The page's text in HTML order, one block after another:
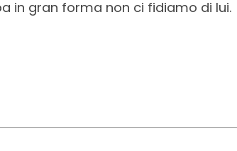
in gran forma non ci fidiamo di lui.